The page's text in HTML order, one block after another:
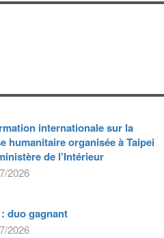
internationale sur la
humanitaire organisée à Taipei
de l’Intérieur
2026
duo gagnant
2026